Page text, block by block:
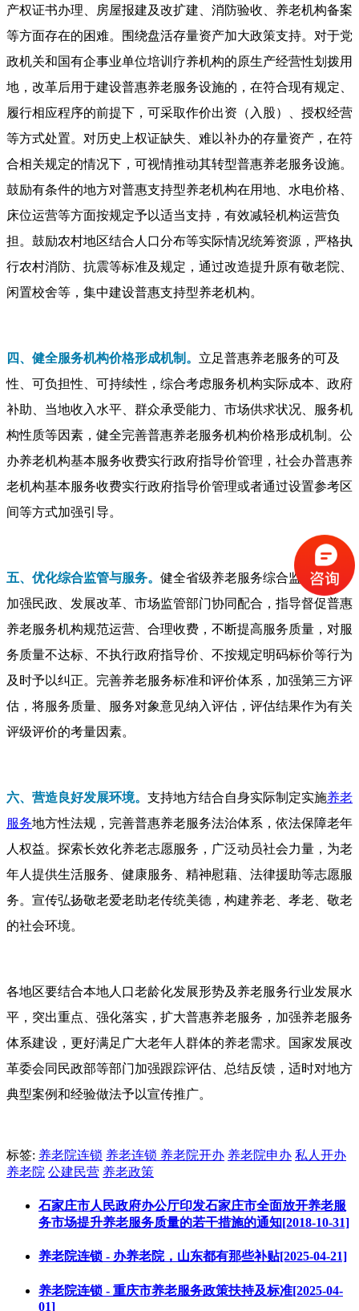
产权证书办理、房屋报建及改扩建、消防验收、养老机构备案
等方面存在的困难。围绕盘活存量资产加大政策支持。对于党
政机关和国有企事业单位培训疗养机构的原生产经营性划拨用
地，改革后用于建设普惠养老服务设施的，在符合现有规定、
履行相应程序的前提下，可采取作价出资（入股）、授权经营
等方式处置。对历史上权证缺失、难以补办的存量资产，在符
合相关规定的情况下，可视情推动其转型普惠养老服务设施。
鼓励有条件的地方对普惠支持型养老机构在用地、水电价格、
床位运营等方面按规定予以适当支持，有效减轻机构运营负
担。鼓励农村地区结合人口分布等实际情况统筹资源，严格执
行农村消防、抗震等标准及规定，通过改造提升原有敬老院、
闲置校舍等，集中建设普惠支持型养老机构。
四、健全服务机构价格形成机制。 立足普惠养老服务的可及
性、可负担性、可持续性，综合考虑服务机构实际成本、政府
补助、当地收入水平、群众承受能力、市场供求状况、服务机
构性质等因素，健全完善普惠养老服务机构价格形成机制。公
办养老机构基本服务收费实行政府指导价管理，社会办普惠养
老机构基本服务收费实行政府指导价管理或者通过设置参考区
间等方式加强引导。
五、优化综合监管与服务。 健全省级养老服务综合监管制度，
加强民政、发展改革、市场监管部门协同配合，指导督促普惠
养老服务机构规范运营、合理收费，不断提高服务质量，对服
务质量不达标、不执行政府指导价、不按规定明码标价等行为
及时予以纠正。完善养老服务标准和评价体系，加强第三方评
估，将服务质量、服务对象意见纳入评估，评估结果作为有关
评级评价的考量因素。
六、营造良好发展环境。 支持地方结合自身实际制定实施养老
服务地方性法规，完善普惠养老服务法治体系，依法保障老年
人权益。探索长效化养老志愿服务，广泛动员社会力量，为老
年人提供生活服务、健康服务、精神慰藉、法律援助等志愿服
务。宣传弘扬敬老爱老助老传统美德，构建养老、孝老、敬老
的社会环境。
各地区要结合本地人口老龄化发展形势及养老服务行业发展水
平，突出重点、强化落实，扩大普惠养老服务，加强养老服务
体系建设，更好满足广大老年人群体的养老需求。国家发展改
革委会同民政部等部门加强跟踪评估、总结反馈，适时对地方
典型案例和经验做法予以宣传推广。
标签: 养老院连锁 养老连锁 养老院开办 养老院申办 私人开办
养老院 公建民营 养老政策
石家庄市人民政府办公厅印发石家庄市全面放开养老服
务市场提升养老服务质量的若干措施的通知[2018-10-31]
养老院连锁 - 办养老院，山东都有那些补贴[2025-04-21]
养老院连锁 - 重庆市养老服务政策扶持及标准[2025-04-
01]